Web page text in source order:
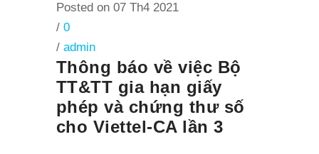
Posted on 07 Th4 2021
/ 0
/ admin
Thông báo về việc Bộ
TT&TT gia hạn giấy
phép và chứng thư số
cho Viettel-CA lần 3